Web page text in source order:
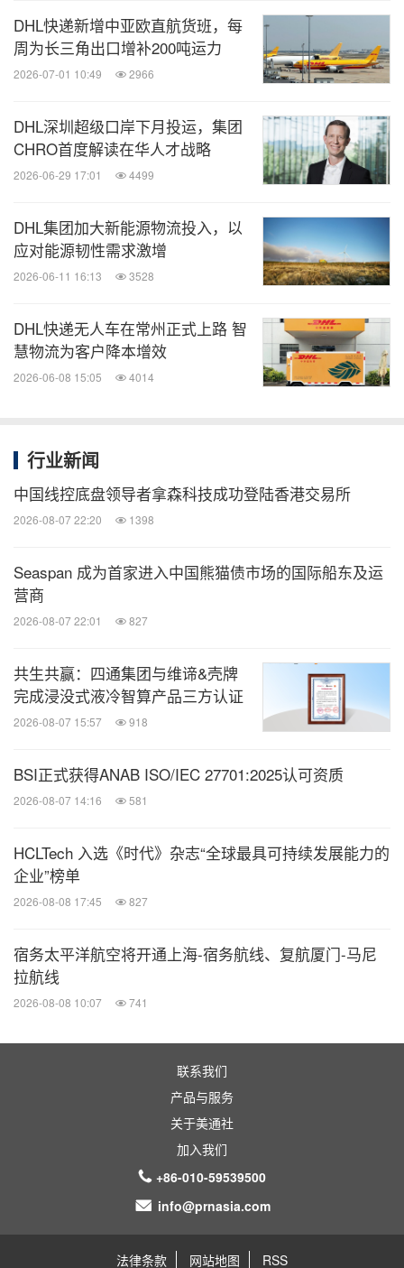
DHL快递新增中亚欧直航货班，每
周为长三角出口增补200吨运力
2026-07-01 10:49 2966
DHL深圳超级口岸下月投运，集团
CHRO首度解读在华人才战略
2026-06-29 17:01 4499
DHL集团加大新能源物流投入，以
应对能源韧性需求激增
2026-06-11 16:13 3528
DHL快递无人车在常州正式上路 智
慧物流为客户降本增效
2026-06-08 15:05 4014
行业新闻
中国线控底盘领导者拿森科技成功登陆香港交易所
2026-08-07 22:20 1398
Seaspan 成为首家进入中国熊猫债市场的国际船东及运
营商
2026-08-07 22:01 827
共生共赢：四通集团与维谛&壳牌
完成浸没式液冷智算产品三方认证
2026-08-07 15:57 918
BSI正式获得ANAB ISO/IEC 27701:2025认可资质
2026-08-07 14:16 581
HCLTech 入选《时代》杂志“全球最具可持续发展能力的
企业”榜单
2026-08-08 17:45 827
宿务太平洋航空将开通上海-宿务航线、复航厦门-马尼
拉航线
2026-08-08 10:07 741
联系我们
产品与服务
关于美通社
加入我们
+86-010-59539500
info@prnasia.com
法律条款 网站地图 RSS